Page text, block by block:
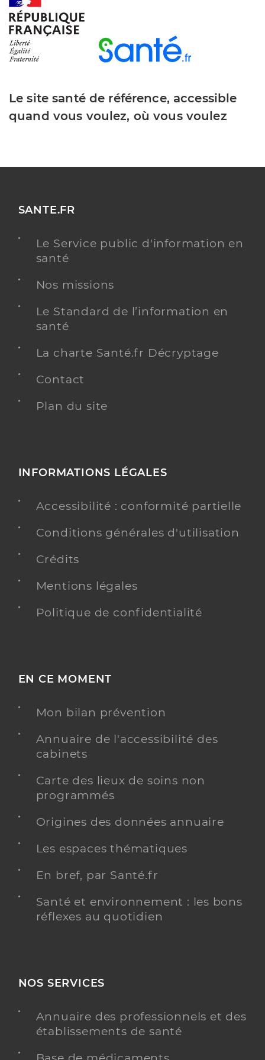
Le site santé de référence, accessible
quand vous voulez, où vous voulez
SANTE.FR
Le Service public d'information en
santé
Nos missions
Le Standard de l’information en
santé
La charte Santé.fr Décryptage
Contact
Plan du site
INFORMATIONS LÉGALES
Accessibilité : conformité partielle
Conditions générales d'utilisation
Crédits
Mentions légales
Politique de confidentialité
EN CE MOMENT
Mon bilan prévention
Annuaire de l'accessibilité des
cabinets
Carte des lieux de soins non
programmés
Origines des données annuaire
Les espaces thématiques
En bref, par Santé.fr
Santé et environnement : les bons
réflexes au quotidien
NOS SERVICES
Annuaire des professionnels et des
établissements de santé